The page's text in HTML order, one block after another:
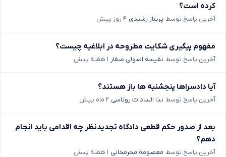
کرده است؟
آخرین پاسخ توسط پریناز رشیدی ۴ روز پیش
مفهوم پیگیری شکایت مطروحه در ابلاغیه چیست؟
آخرین پاسخ توسط نفیسه اصولی صفار ۱ هفته پیش
آیا دادسراها پنجشنبه ها باز هستند؟
آخرین پاسخ توسط ندا السادات روناسی ۲ ماه پیش
بعد از صدور حکم قطعی دادگاه تجدیدنظر چه اقدامی باید انجام
دهم؟
آخرین پاسخ توسط معصومه محرمخانی ۱ هفته پیش